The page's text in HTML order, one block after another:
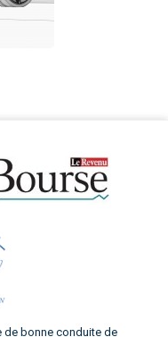
de bonne conduite de